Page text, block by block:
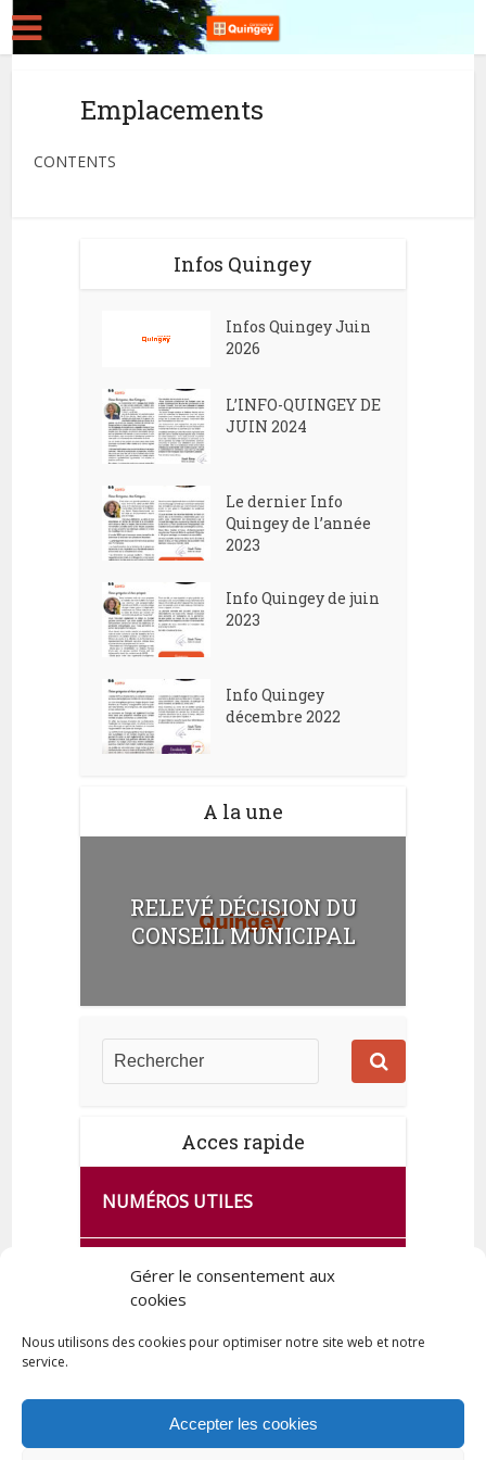
Gérer le consentement aux
cookies
Nous utilisons des cookies pour optimiser notre site web et notre
service.
Accepter les cookies
Emplacements
CONTENTS
Infos Quingey
Infos Quingey Juin
2026
L’INFO-QUINGEY DE
JUIN 2024
Le dernier Info
Quingey de l’année
2023
Info Quingey de juin
2023
Info Quingey
décembre 2022
A la une
RELEVÉ DÉCISION DU
CONSEIL MUNICIPAL
Acces rapide
NUMÉROS UTILES
CA SE PASSE À FRANCE SERVICES
DE QUINGEY